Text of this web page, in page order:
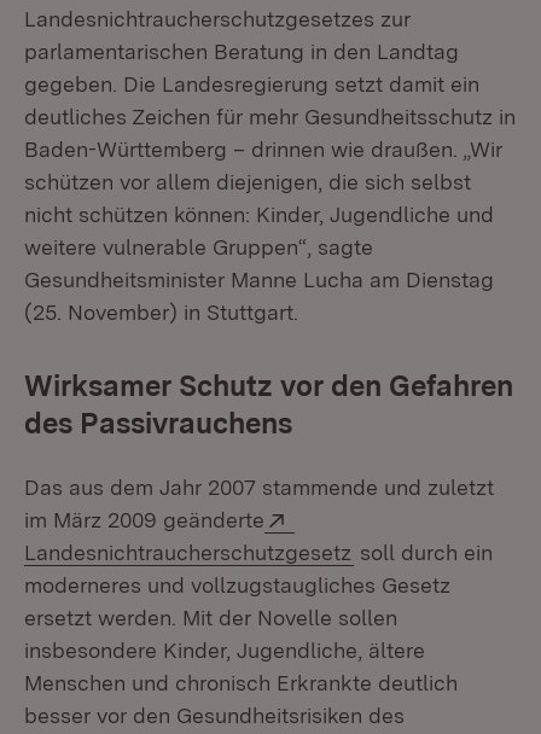
Landesnichtraucherschutzgesetzes zur
parlamentarischen Beratung in den Landtag
gegeben. Die Landesregierung setzt damit ein
deutliches Zeichen für mehr Gesundheitsschutz in
Baden-Württemberg – drinnen wie draußen. „Wir
schützen vor allem diejenigen, die sich selbst
nicht schützen können: Kinder, Jugendliche und
weitere vulnerable Gruppen“, sagte
Gesundheitsminister Manne Lucha am Dienstag
(25. November) in Stuttgart.
Wirksamer Schutz vor den Gefahren
des Passivrauchens
Das aus dem Jahr 2007 stammende und zuletzt
im März 2009 geänderte
Landesnichtraucherschutzgesetz (Öffnet in neuem
soll durch ein
moderneres und vollzugstaugliches Gesetz
ersetzt werden. Mit der Novelle sollen
insbesondere Kinder, Jugendliche, ältere
Menschen und chronisch Erkrankte deutlich
besser vor den Gesundheitsrisiken des